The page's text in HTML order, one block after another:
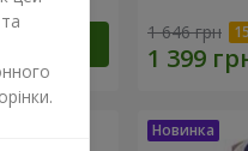
1 646 грн